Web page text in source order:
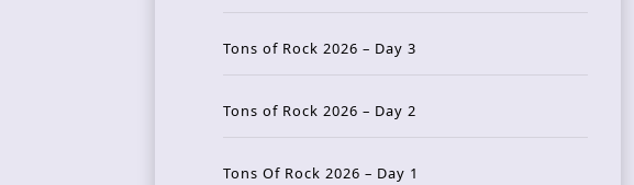
Tons of Rock 2026 – Day 3
Tons of Rock 2026 – Day 2
Tons Of Rock 2026 – Day 1